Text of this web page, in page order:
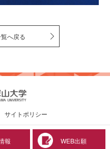
へ戻る
報 WEB出願
サイトポリシー
University